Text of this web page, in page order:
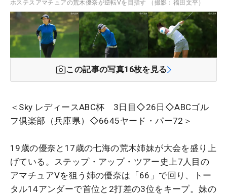
ホステスアマチュアの荒木優奈が逆転Vを目指す （撮影：福田文平）
この記事の写真16枚を見る
＜Sky レディースABC杯 3日目◇26日◇ABCゴル
フ倶楽部（兵庫県）◇6645ヤード・パー72＞
19歳の優奈と17歳の七海の荒木姉妹が大会を盛り上
げている。ステップ・アップ・ツアー史上7人目の
アマチュアVを狙う姉の優奈は「66」で回り、トー
タル14アンダーで首位と2打差の3位をキープ。妹の